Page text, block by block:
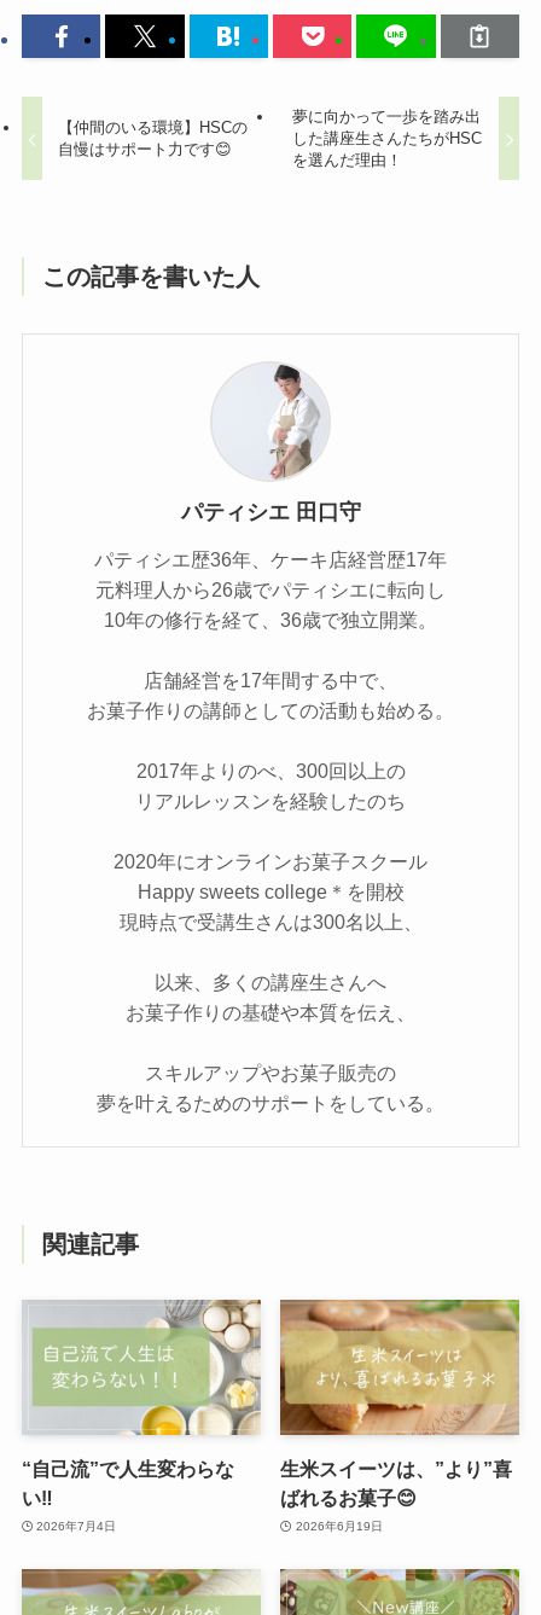
【仲間のいる環境】HSCの
自慢はサポート力です😊
夢に向かって一歩を踏み出
した講座生さんたちがHSC
を選んだ理由！
この記事を書いた人
パティシエ 田口守
パティシエ歴36年、ケーキ店経営歴17年
元料理人から26歳でパティシエに転向し
10年の修行を経て、36歳で独立開業。
店舗経営を17年間する中で、
お菓子作りの講師としての活動も始める。
2017年よりのべ、300回以上の
リアルレッスンを経験したのち
2020年にオンラインお菓子スクール
Happy sweets college＊を開校
現時点で受講生さんは300名以上、
以来、多くの講座生さんへ
お菓子作りの基礎や本質を伝え、
スキルアップやお菓子販売の
夢を叶えるためのサポートをしている。
関連記事
“自己流”で人生変わらな
い‼️
2026年7月4日
生米スイーツは、”より”喜
ばれるお菓子😊
2026年6月19日